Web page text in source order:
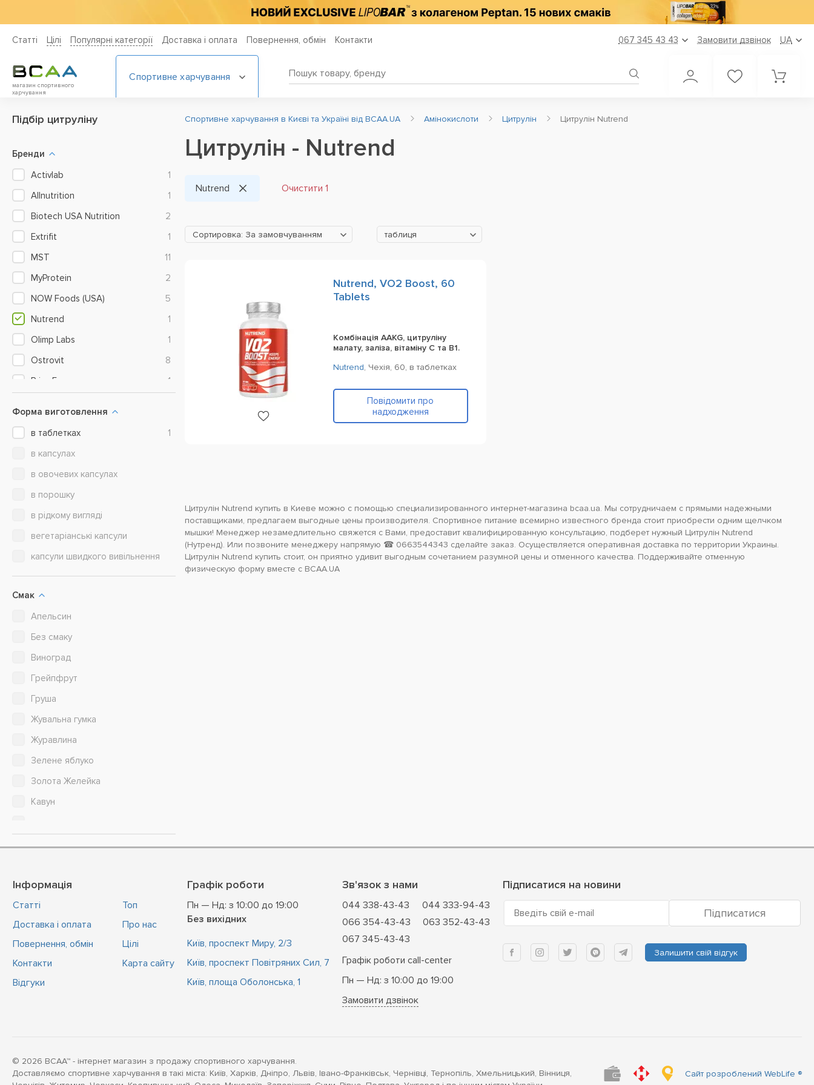
Статті Цiлi Популярні категорії Доставка і оплата Повернення, обмін Контакти 067 345 43 43 Замовити дзвінок UA
магазин спортивного
харчування
Спортивне харчування
Підбір цитруліну
Бренди
Activlab
1
Allnutrition
1
Biotech USA Nutrition
2
Extrifit
1
MST
11
MyProtein
2
NOW Foods (USA)
5
Nutrend
1
Olimp Labs
1
Ostrovit
8
PrimaForce
1
Форма виготовлення
в таблетках
1
в капсулах
в овочевих капсулах
в порошку
в рідкому вигляді
вегетаріанські капсули
капсули швидкого вивільнення
Смак
Апельсин
Без смаку
Виноград
Грейпфрут
Груша
Жувальна гумка
Журавлина
Зелене яблуко
Золота Желейка
Кавун
Лимонад
Малина
Малина та полуниця
Манго
Манго маракуйя
Полуниця
Чорна смородина
Спортивне харчування в Києві та Україні від BCAA.UA Амінокислоти Цитрулін Цитрулін Nutrend
Цитрулін - Nutrend
Nutrend Очистити 1
Сортировка: За замовчуванням таблиця
Nutrend, VO2 Boost, 60
Tablets
Комбінація AAKG, цитруліну
малату, заліза, вітаміну C та B1.
Nutrend, Чехія, 60, в таблетках
Повідомити про
надходження
Цитрулін Nutrend купить в Киеве можно с помощью специализированного интернет-магазина bcaa.ua. Мы сотрудничаем с прямыми надежными
поставщиками, предлагаем выгодные цены производителя. Спортивное питание всемирно известного бренда стоит приобрести одним щелчком
мышки! Менеджер незамедлительно свяжется с Вами, предоставит квалифицированную консультацию, подберет нужный Цитрулін Nutrend
(Нутренд). Или позвоните менеджеру напрямую ☎ 0663544343 сделайте заказ. Осуществляется оперативная доставка по территории Украины.
Цитрулін Nutrend купить стоит, он приятно удивит выгодным сочетанием разумной цены и отменного качества. Поддерживайте отменную
физическую форму вместе с BCAA.UA
Інформація
Статті
Доставка і оплата
Повернення, обмін
Контакти
Відгуки
Топ
Про нас
Цiлi
Карта сайту
Графік роботи
Пн — Нд: з 10:00 до 19:00
Без вихідних
Київ, проспект Миру, 2/3
Київ, проспект Повітряних Сил, 7
Київ, площа Оболонська, 1
Зв'язок з нами
044 338-43-43
044 333-94-43
066 354-43-43
063 352-43-43
067 345-43-43
Графік роботи call-center
Пн — Нд: з 10:00 до 19:00
Замовити дзвінок
Підписатися на новини
Введіть свій e-mail Підписатися
Залишити свій відгук
© 2026 BCAA™ - інтернет магазин з продажу спортивного харчування.
Доставляємо спортивне харчування в такі міста: Київ, Харків, Дніпро, Львів, Івано-Франківськ, Чернівці, Тернопіль, Хмельницький, Вінниця,
Сайт розроблений WebLife ®